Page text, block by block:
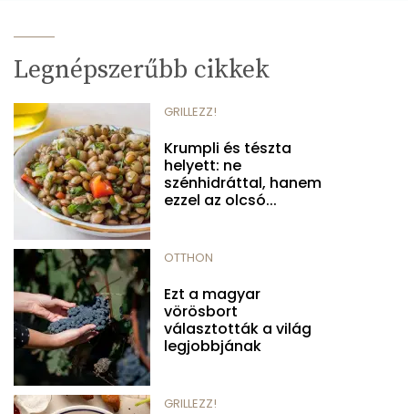
Legnépszerűbb cikkek
GRILLEZZ!
Krumpli és tészta
helyett: ne
szénhidráttal, hanem
ezzel az olcsó...
OTTHON
Ezt a magyar
vörösbort
választották a világ
legjobbjának
GRILLEZZ!